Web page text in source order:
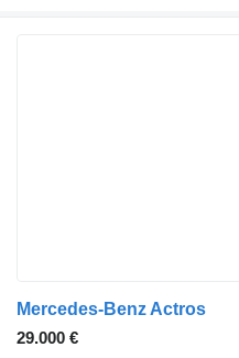
Mercedes-Benz Actros
29.000 €